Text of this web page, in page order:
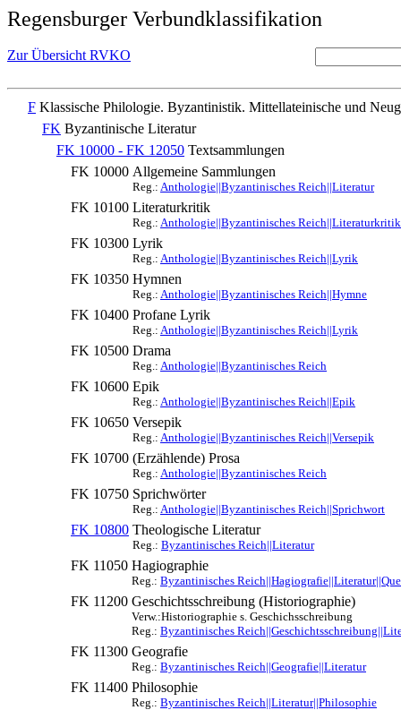
Regensburger Verbundklassifikation
Zur Übersicht RVKO
F Klassische Philologie. Byzantinistik. Mittellateinische und
FK Byzantinische Literatur
FK 10000 - FK 12050 Textsammlungen
FK 10000 Allgemeine Sammlungen
Reg.: Anthologie||Byzantinisches Reich||Literatur
FK 10100 Literaturkritik
Reg.: Anthologie||Byzantinisches Reich||Literaturkritik
FK 10300 Lyrik
Reg.: Anthologie||Byzantinisches Reich||Lyrik
FK 10350 Hymnen
Reg.: Anthologie||Byzantinisches Reich||Hymne
FK 10400 Profane Lyrik
Reg.: Anthologie||Byzantinisches Reich||Lyrik
FK 10500 Drama
Reg.: Anthologie||Byzantinisches Reich
FK 10600 Epik
Reg.: Anthologie||Byzantinisches Reich||Epik
FK 10650 Versepik
Reg.: Anthologie||Byzantinisches Reich||Versepik
FK 10700 (Erzählende) Prosa
Reg.: Anthologie||Byzantinisches Reich
FK 10750 Sprichwörter
Reg.: Anthologie||Byzantinisches Reich||Sprichwort
FK 10800 Theologische Literatur
Reg.: Byzantinisches Reich||Literatur
FK 11050 Hagiographie
Reg.: Byzantinisches
FK 11200 Geschichtsschreibung (Historiographie)
Verw.:Historiographie s. Geschichsschreibung
Reg.: Byzantinisches
FK 11300 Geografie
Reg.: Byzantinisches Reich||Geografie||Literatur
FK 11400 Philosophie
Reg.: Byzantinisches Reich||Literatur||Philosophie